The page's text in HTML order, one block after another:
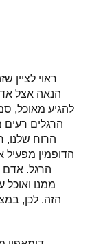
ראוי לציין
הנאה אצל
להגיע מאוכל,
הרגלים
הרוח שלנו,
הדופמין
הרגל. אדם
ממנו ואוכל
הזה. לכן,